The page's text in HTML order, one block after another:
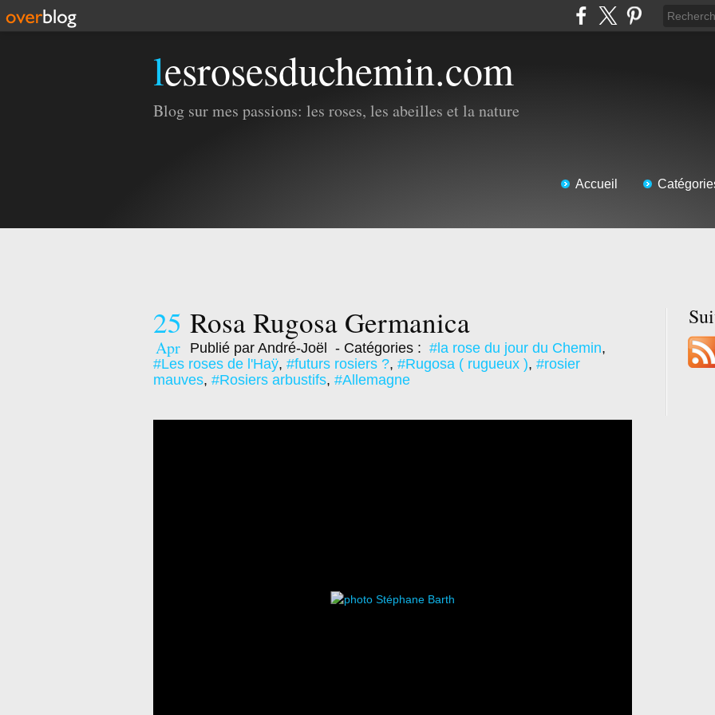
lesrosesduchemin.com
Blog sur mes passions: les roses, les abeilles et la nature
Accueil
25
Apr
Rosa Rugosa Germanica
Publié par André-Joël - Catégories : #la rose du jour du Chemin,
#Les roses de l'Haÿ, #futurs rosiers ?, #Rugosa ( rugueux ), #rosier
mauves, #Rosiers arbustifs, #Allemagne